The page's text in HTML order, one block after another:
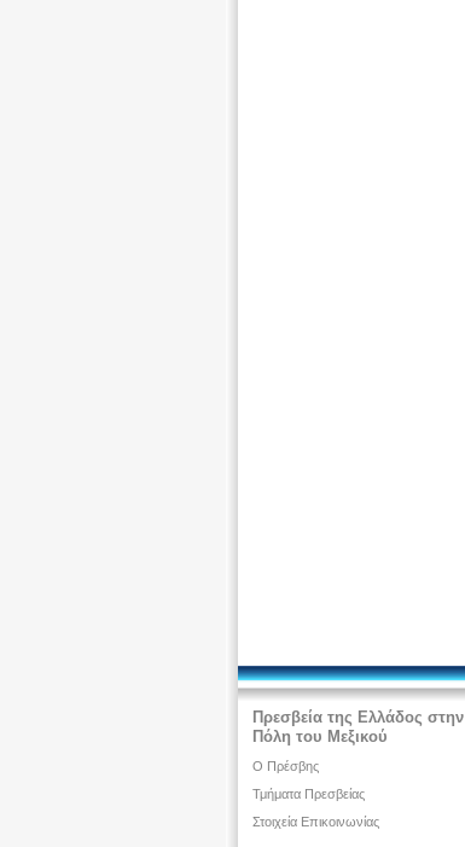
Πρεσβεία της Ελλάδος στην
Πόλη του Μεξικού
O Πρέσβης
Τμήματα Πρεσβείας
Στοιχεία Επικοινωνίας